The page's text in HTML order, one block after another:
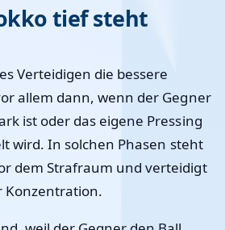
tief steht
Verteidigen die bessere
allem dann, wenn der Gegner
ist oder das eigene Pressing
wird. In solchen Phasen steht
dem Strafraum und verteidigt
Konzentration.